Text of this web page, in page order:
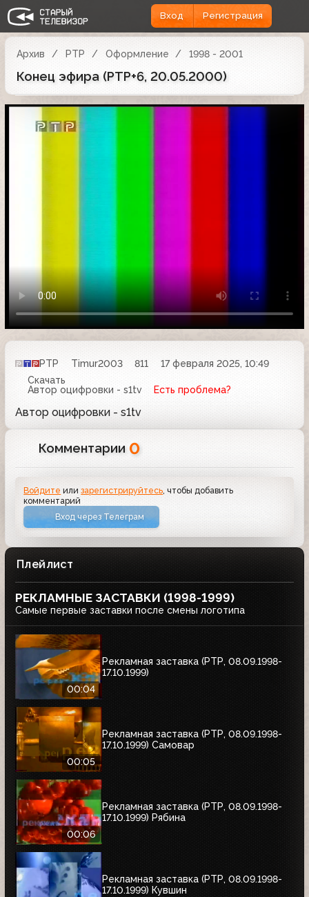
Вход Регистрация
Архив РТР Оформление 1998 - 2001
Конец эфира (РТР+6, 20.05.2000)
РТР Timur2003 811
17 февраля 2025, 10:49
Скачать
Автор оцифровки - s1tv
Есть проблема?
Автор оцифровки - s1tv
Комментарии 0
Войдите илизарегистрируйтесь, чтобы добавить
комментарий
Вход через Телеграм
Плейлист
РЕКЛАМНЫЕ ЗАСТАВКИ (1998-1999)
Самые первые заставки после смены логотипа
00:04
Рекламная заставка (РТР, 08.09.1998-
17.10.1999)
00:05
Рекламная заставка (РТР, 08.09.1998-
17.10.1999) Самовар
00:06
Рекламная заставка (РТР, 08.09.1998-
17.10.1999) Рябина
Рекламная заставка (РТР, 08.09.1998-
17.10.1999) Кувшин